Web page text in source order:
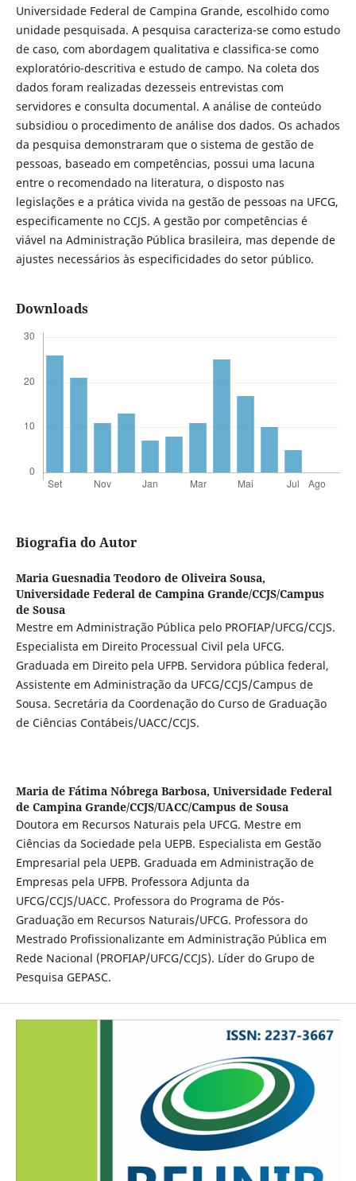
Universidade Federal de Campina Grande, escolhido como
unidade pesquisada. A pesquisa caracteriza-se como estudo
de caso, com abordagem qualitativa e classifica-se como
exploratório-descritiva e estudo de campo. Na coleta dos
dados foram realizadas dezesseis entrevistas com
servidores e consulta documental. A análise de conteúdo
subsidiou o procedimento de análise dos dados. Os achados
da pesquisa demonstraram que o sistema de gestão de
pessoas, baseado em competências, possui uma lacuna
entre o recomendado na literatura, o disposto nas
legislações e a prática vivida na gestão de pessoas na UFCG,
especificamente no CCJS. A gestão por competências é
viável na Administração Pública brasileira, mas depende de
ajustes necessários às especificidades do setor público.
Downloads
Biografia do Autor
Maria Guesnadia Teodoro de Oliveira Sousa,
Universidade Federal de Campina Grande/CCJS/Campus
de Sousa
Mestre em Administração Pública pelo PROFIAP/UFCG/CCJS.
Especialista em Direito Processual Civil pela UFCG.
Graduada em Direito pela UFPB. Servidora pública federal,
Assistente em Administração da UFCG/CCJS/Campus de
Sousa. Secretária da Coordenação do Curso de Graduação
de Ciências Contábeis/UACC/CCJS.
Maria de Fátima Nóbrega Barbosa, Universidade Federal
de Campina Grande/CCJS/UACC/Campus de Sousa
Doutora em Recursos Naturais pela UFCG. Mestre em
Ciências da Sociedade pela UEPB. Especialista em Gestão
Empresarial pela UEPB. Graduada em Administração de
Empresas pela UFPB. Professora Adjunta da
UFCG/CCJS/UACC. Professora do Programa de Pós-
Graduação em Recursos Naturais/UFCG. Professora do
Mestrado Profissionalizante em Administração Pública em
Rede Nacional (PROFIAP/UFCG/CCJS). Líder do Grupo de
Pesquisa GEPASC.